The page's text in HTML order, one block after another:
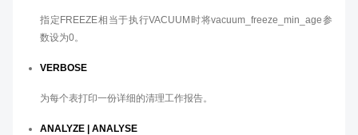
指定FREEZE相当于执行VACUUM时将vacuum_freeze_min_age参
数设为0。
VERBOSE
为每个表打印一份详细的清理工作报告。
ANALYZE | ANALYSE